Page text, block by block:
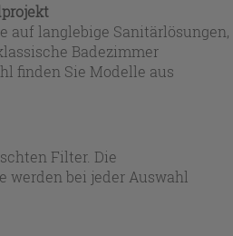
auf langlebige Sanitärlösungen,
Badezimmer
finden Sie Modelle aus
Look Ihres Raums präzise
Maße für kleine Grundrisse
Wc keramikbietet die
pflegeleichtes
Filter. Die
werden bei jeder Auswahl